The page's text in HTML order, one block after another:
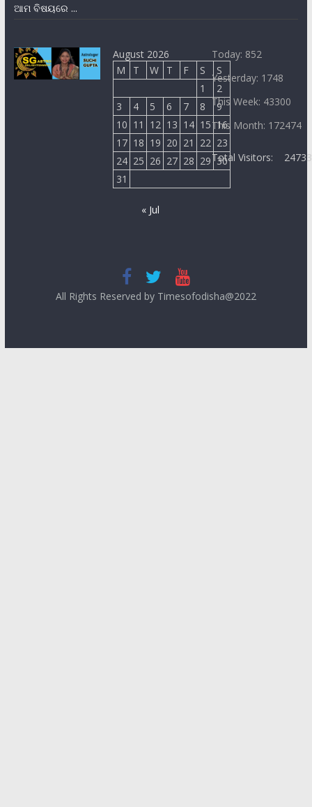
ଆମ ବିଷୟରେ ...
August 2026
M
T W T F S
S
1
2
3
4 5 6 7 8
9
10 11 12 13 14 15 16
17 18 19 20 21 22 23
24 25 26 27 28 29 30
31
« Jul
Today: 852
Yesterday: 1748
This Week: 43300
This Month: 172474
Total Visitors:
All Rights Reserved by Timesofodisha@2022